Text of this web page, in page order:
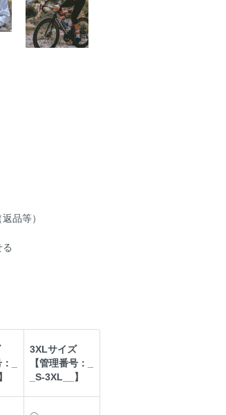
品等）
_
3XLサイズ
【管理番号：_
_S-3XL__】